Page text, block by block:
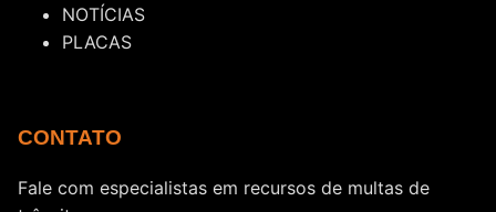
NOTÍCIAS
PLACAS
CONTATO
Fale com especialistas em recursos de multas de